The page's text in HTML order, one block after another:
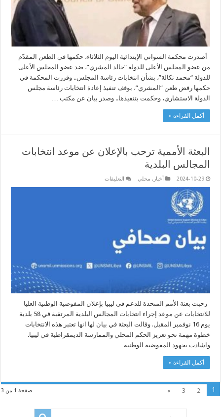
أصدرت محكمة السواني الإبتدائية اليوم الثلاثاء، حكمها في الطعن المقدّم
من عضو المجلس الأعلى للدولة “خالد المشري”، ضد عضو المجلس الأعلى
للدولة “محمد تكالة”، بشأن انتخابات رئاسة المجلس.. وقررت المحكمة في
حكمها رفض طعن “المشري”، بوقف تنفيذ إعادة انتخابات رئاسة مجلس
الدولة الاستشاري، وحكمت بتنفيذها.. وصدر بيان عن مكتب …
أكمل القراءة »
البعثة الأممية ترحب بالإعلان عن موعد انتخابات
المجالس البلدية
2024-10-29 أخبار , محلي التعليقات
رحبت بعثة الأمم المتحدة للدعم في ليبيا بإعلان المفوضية الوطنية العليا
للانتخابات عن موعد إجراء انتخابات المجالس البلدية المرتقبة في 58 بلدية
يوم 16 نوفمبر المقبل. وقالت البعثة في بيان لها انها تعتبر هذه الانتخابات
خطوة مهمة نحو تعزيز الحكم المحلي والممارسة الديمقراطية في ليبيا.
واشادت بجهود المفوضية الوطنية …
أكمل القراءة »
صفحة 1 من 3 1
2
3
»